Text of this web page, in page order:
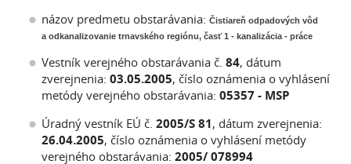
názov predmetu obstarávania: Čistiareň odpadových vôd
a odkanalizovanie trnavského regiónu, časť 1 - kanalizácia - práce
Vestník verejného obstarávania č. 84, dátum
zverejnenia: 03.05.2005, číslo oznámenia o vyhlásení
metódy verejného obstarávania: 05357 - MSP
Úradný vestník EÚ č. 2005/S 81, dátum zverejnenia:
26.04.2005, číslo oznámenia o vyhlásení metódy
verejného obstarávania: 2005/ 078994